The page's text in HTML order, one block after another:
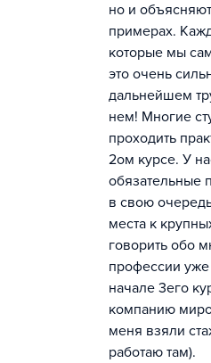
но и
примерах.
которые мы
это очень
дальнейшем
нем! Многие
проходить
2ом курсе. У
обязательные
в свою
места к
говорить обо
профессии уже
начале 3его
компанию
меня взяли
работаю там).